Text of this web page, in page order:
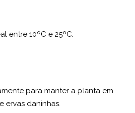
entre 10ºC e 25ºC.
para manter a planta em
ervas daninhas.